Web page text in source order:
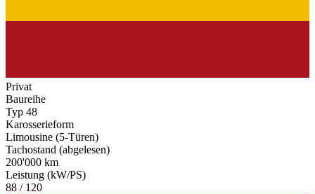
Privat
Baureihe
Typ 48
Karosserieform
Limousine (5-Türen)
Tachostand (abgelesen)
200'000 km
Leistung (kW/PS)
88 / 120